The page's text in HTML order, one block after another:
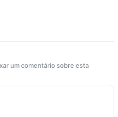
um comentário sobre esta